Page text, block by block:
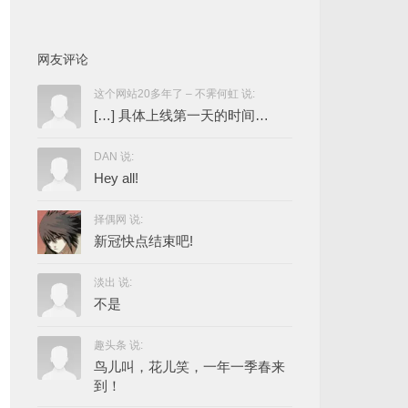
网友评论
这个网站20多年了 – 不霁何虹 说:
[…] 具体上线第一天的时间…
DAN 说:
Hey all!
择偶网 说:
新冠快点结束吧!
淡出 说:
不是
趣头条 说:
鸟儿叫，花儿笑，一年一季春来
到！